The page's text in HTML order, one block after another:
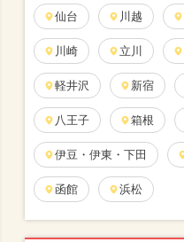
仙台 川越
川崎 立川
軽井沢 新宿
八王子 箱根
伊豆・伊東・下田
函館 浜松